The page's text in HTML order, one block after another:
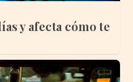
y afecta cómo te